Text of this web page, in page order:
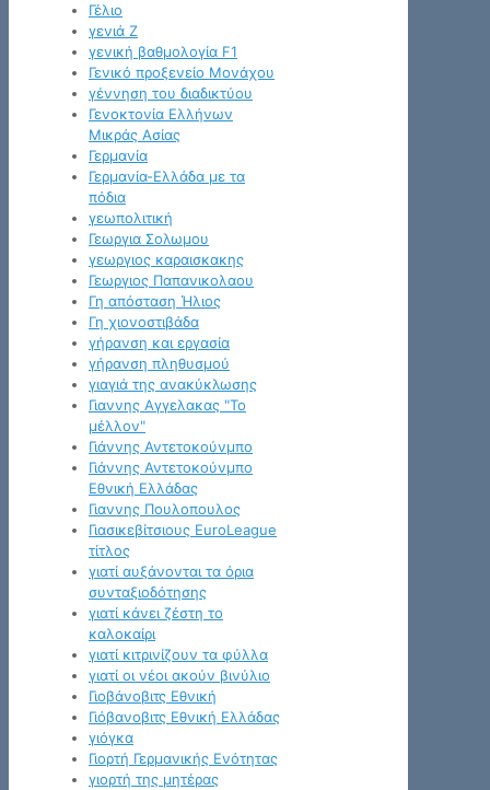
Γέλιο
γενιά Z
γενική βαθμολογία F1
Γενικό προξενείο Μονάχου
γέννηση του διαδικτύου
Γενοκτονία Ελλήνων
Μικράς Ασίας
Γερμανία
Γερμανία-Ελλάδα με τα
πόδια
γεωπολιτική
Γεωργια Σολωμου
γεωργιος καραισκακης
Γεωργιος Παπανικολαου
Γη απόσταση Ήλιος
Γη χιονοστιβάδα
γήρανση και εργασία
γήρανση πληθυσμού
γιαγιά της ανακύκλωσης
Γιαννης Αγγελακας "Το
μέλλον"
Γιάννης Αντετοκούνμπο
Γιάννης Αντετοκούνμπο
Εθνική Ελλάδας
Γιαννης Πουλοπουλος
Γιασικεβίτσιους EuroLeague
τίτλος
γιατί αυξάνονται τα όρια
συνταξιοδότησης
γιατί κάνει ζέστη το
καλοκαίρι
γιατί κιτρινίζουν τα φύλλα
γιατί οι νέοι ακούν βινύλιο
Γιοβάνοβιτς Εθνική
Γιόβανοβιτς Εθνική Ελλάδας
γιόγκα
Γιορτή Γερμανικής Ενότητας
γιορτή της μητέρας